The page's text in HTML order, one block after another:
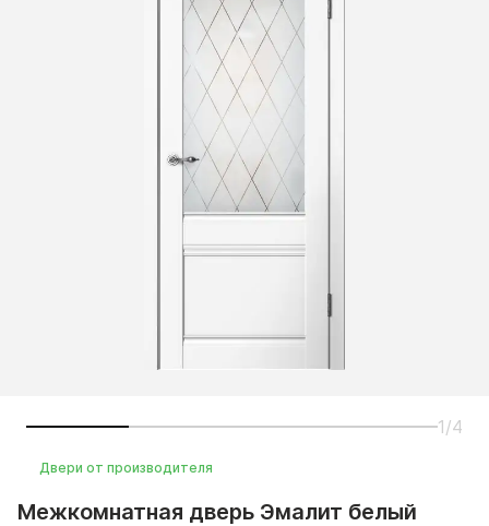
1/4
Двери от производителя
Межкомнатная дверь Эмалит белый